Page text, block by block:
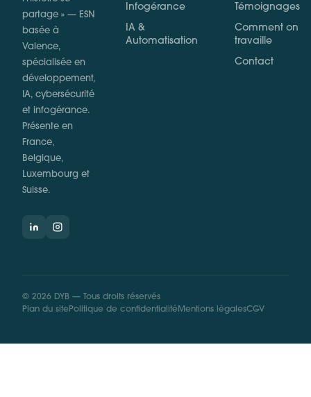
partage » — ESN
basée à
Valence,
spécialisée en
développement,
IA, cybersécurité
et infogérance.
Présente en
France,
Belgique,
Luxembourg et
Suisse.
Infogérance
IA &
Automatisation
Témoignages
Comment on
travaille
Contact
© 2026 DYB —
Tous droits réservés
Plan du site Politique de confidentialité Mentions légalesCGV